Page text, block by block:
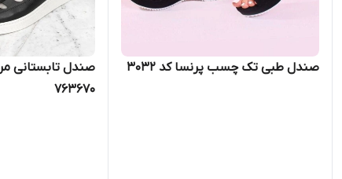
صندل طبی تک چسب پرنسا کد ۳۰۳۲
صندل تابستانی
763670